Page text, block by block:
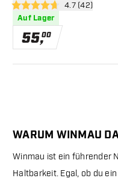
4.7 Bewertungssterne
4.7 (42)
Auf Lager
55,00
WARUM WINMAU
Winmau ist ein führender
Haltbarkeit. Egal, ob du